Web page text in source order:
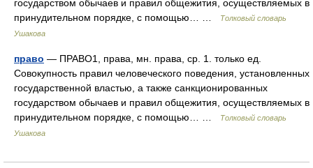
государством обычаев и правил общежития, осуществляемых в
принудительном порядке, с помощью… …
Толковый словарь
Ушакова
право — ПРАВО1, права, мн. права, ср. 1. только ед.
Совокупность правил человеческого поведения, установленных
государственной властью, а также санкционированных
государством обычаев и правил общежития, осуществляемых в
принудительном порядке, с помощью… …
Толковый словарь
Ушакова